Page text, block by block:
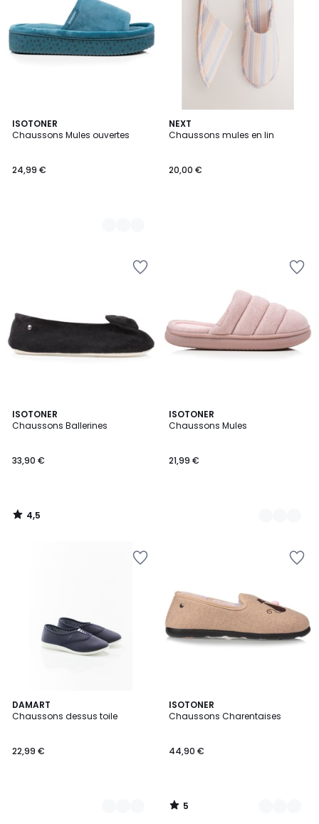
ISOTONER
Chaussons Mules ouvertes
24,99 €
2
Couleurs
NEXT
Chaussons mules en lin
20,00 €
ISOTONER
Chaussons Ballerines
33,90 €
4,5
/ 5
4,5
/
ISOTONER
Chaussons Mules
21,99 €
4
Couleurs
DAMART
Chaussons dessus toile
22,99 €
2
Couleurs
ISOTONER
Chaussons Charentaises
44,90 €
5
/
6
Couleurs
5
/